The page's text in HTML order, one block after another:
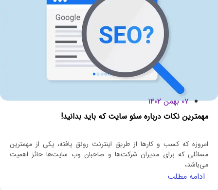
۰۷ بهمن ۱۴۰۲
مهمترین نکات درباره سئو سایت که باید بدانید!
امروزه که کسب و کارها از طریق اینترنت رونق یافته، یکی از مهمترین
مسائلی که برای مدیران شرکت‌ها و صاحبان وب سایت‌ها حائز اهمیت
می‌باشد،
ادامه مطلب